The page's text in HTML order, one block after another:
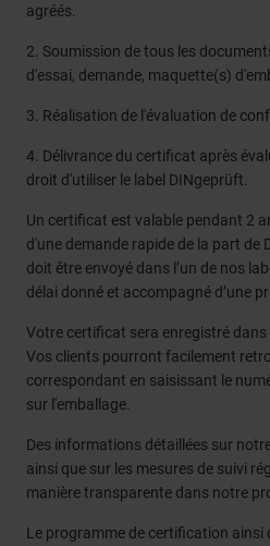
agréés.
2. Soumission de tous les
d'essai, demande, maquette(s)
3. Réalisation de l'évaluation de
4. Délivrance du certificat après
droit d'utiliser le label DINgeprüft.
Un certificat est valable pendant 2
d'une demande rapide de la part de
doit être envoyé dans l’un de nos
délai donné et accompagné d’une
Votre certificat sera enregistré
Vos clients pourront facilement
correspondant en saisissant le
sur l'emballage.
Des informations détaillées sur
ainsi que sur les mesures de suivi
manière transparente dans notre
Le programme de certification ainsi